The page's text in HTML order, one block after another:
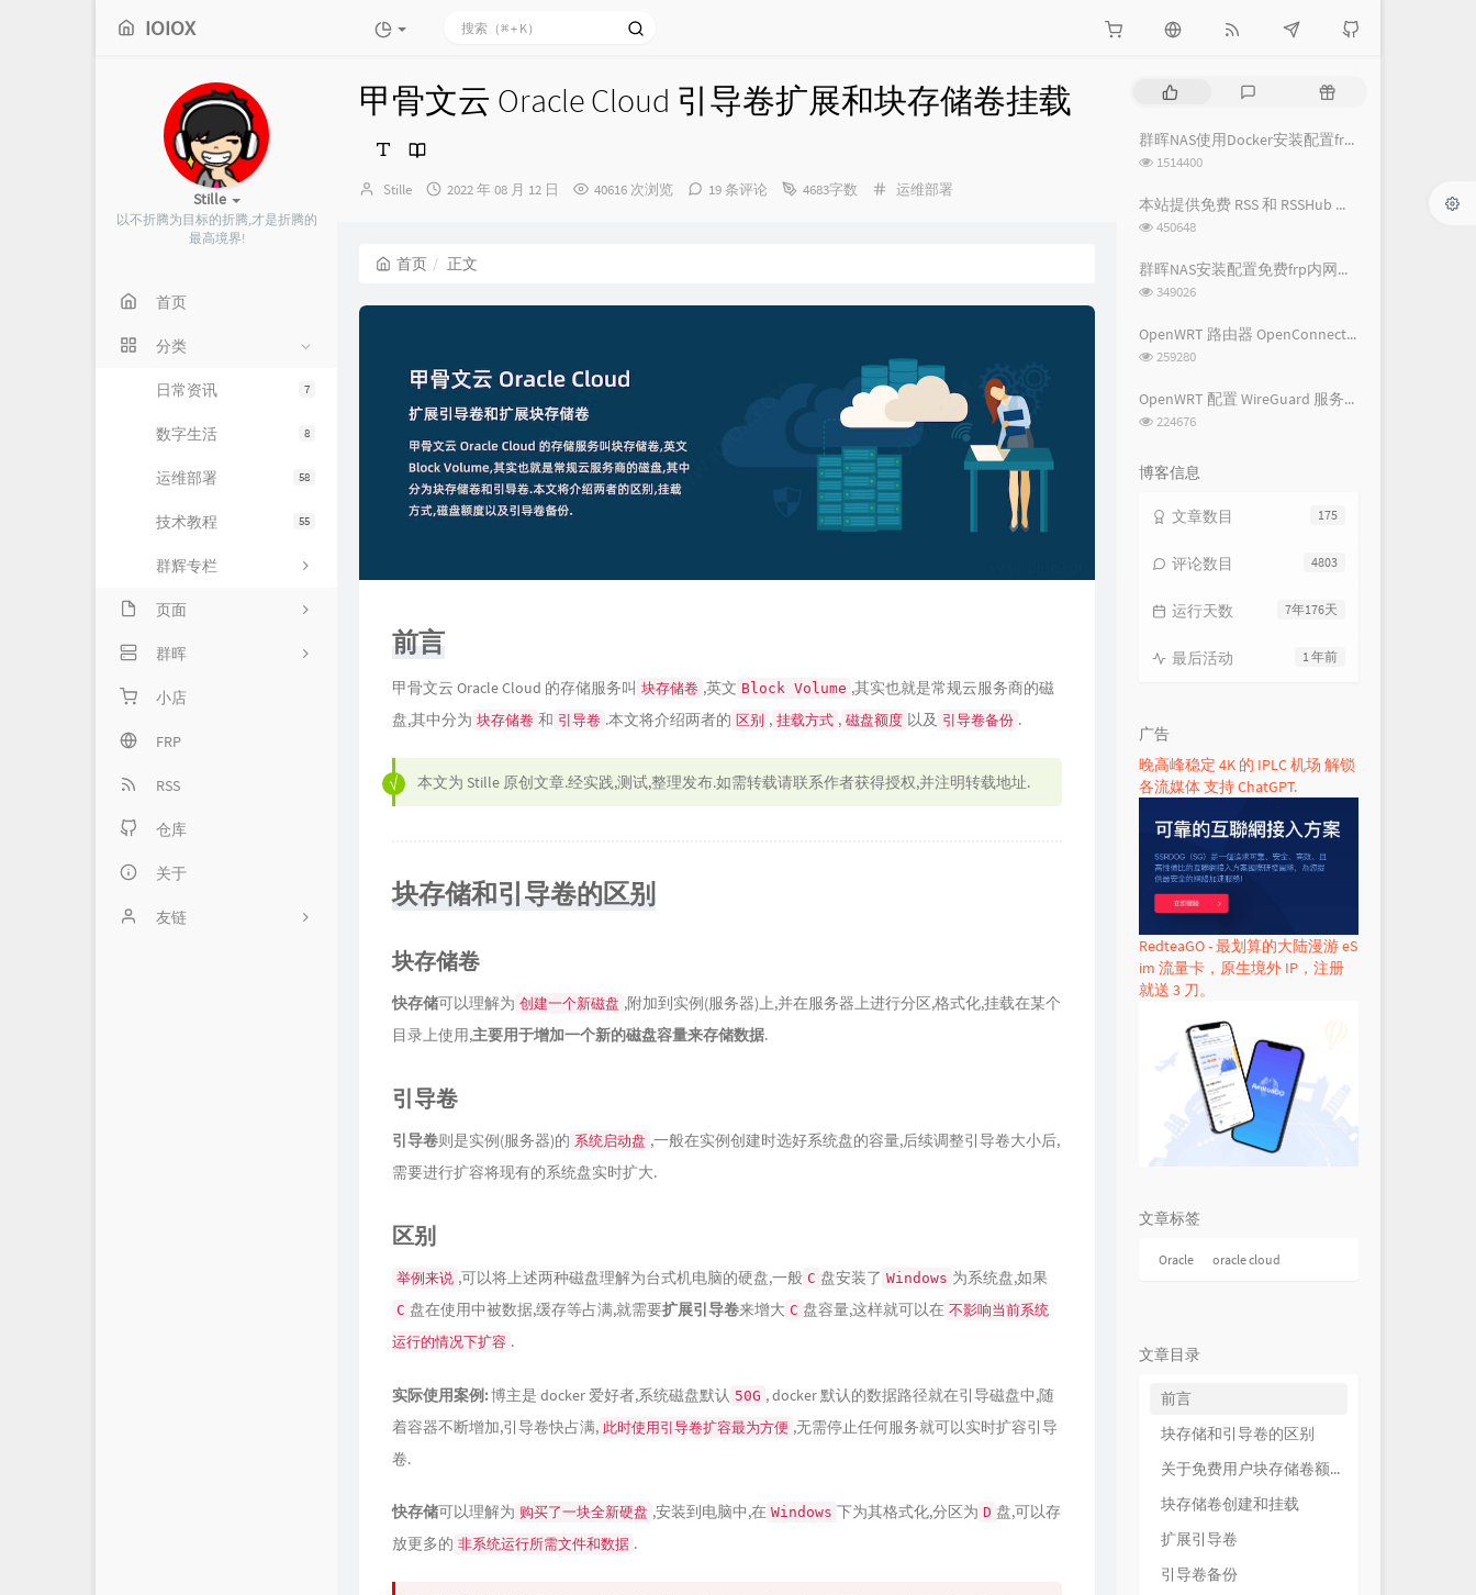
IOIOX
Stille
以不折腾为目标的折腾,才是折腾的
最高境界!
首页
分类
7
日常资讯
8
数字生活
58
运维部署
55
技术教程
群辉专栏
页面
留言板
归档库
关于我
群晖
专栏首页
基础服务
网络服务
套件服务
高级服务
小店
FRP
RSS
仓库
关于
友链
甲骨文云 Oracle Cloud 引导卷扩展和块存储卷挂载
博
Stille
发
2022 年 08 月 12 日 40616 次浏览 19 条评论 4683字数
分
运维部署
首页 正文
前言
甲骨文云 Oracle Cloud 的存储服务叫 块存储卷 ,英文 Block Volume ,其实也就是常规云服务商的磁
盘,其中分为 块存储卷 和 引导卷 .本文将介绍两者的 区别 , 挂载方式 , 磁盘额度 以及 引导卷备份 .
本文为 Stille 原创文章.经实践,测试,整理发布.如需转载请联系作者获得授权,并注明转载地址.
块存储和引导卷的区别
块存储卷
快存储可以理解为 创建一个新磁盘 ,附加到实例(服务器)上,并在服务器上进行分区,格式化,挂载在某个
目录上使用,主要用于增加一个新的磁盘容量来存储数据.
引导卷
引导卷则是实例(服务器)的 系统启动盘 ,一般在实例创建时选好系统盘的容量,后续调整引导卷大小后,
需要进行扩容将现有的系统盘实时扩大.
区别
举例来说 ,可以将上述两种磁盘理解为台式机电脑的硬盘,一般 C 盘安装了 Windows 为系统盘,如果
C 盘在使用中被数据,缓存等占满,就需要扩展引导卷来增大 C 盘容量,这样就可以在 不影响当前系统
运行的情况下扩容 .
实际使用案例:博主是 docker 爱好者,系统磁盘默认 50G , docker 默认的数据路径就在引导磁盘中,随
着容器不断增加,引导卷快占满, 此时使用引导卷扩容最为方便 ,无需停止任何服务就可以实时扩容引导
卷.
快存储可以理解为 购买了一块全新硬盘 ,安装到电脑中,在 Windows 下为其格式化,分区为 D 盘,可以存
放更多的 非系统运行所需文件和数据 .
文
章
评
随
文群晖NAS使用Docker安装配置frpc内网穿透教程
浏
次
数:
1514400
本站提供免费 RSS 和 RSSHub 服务
浏
次
数:
450648
群晖NAS安装配置免费frp内网穿透教程
浏
次
349026
OpenWRT 路由器 OpenConnect VPN 详细图文教程 - 基础配置篇
浏
次
259280
OpenWRT 配置 WireGuard 服务端及客户端配置教程
浏
数:
224676
博客信息
175
文章数目
4803
评论数目
7年176天
运行天数
1 年前
最后活动
广告
晚高峰稳定 4K 的 IPLC 机场 解锁
各流媒体 支持 ChatGPT.
RedteaGO - 最划算的大陆漫游 eS
im 流量卡，原生境外 IP，注册
就送 3 刀。
文章标签
Oracle oracle cloud
文章目录
前言
块存储和引导卷的区别
关于免费用户块存储卷额度和费用
块存储卷创建和挂载
扩展引导卷
引导卷备份